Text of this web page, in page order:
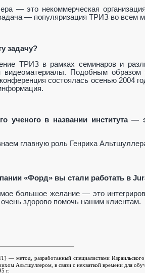
— это некоммерческая
— популяризация ТРИЗ во всем
задачу?
ТРИЗ в рамках семинаров и
видеоматериалы. Подобным
состоялась осенью
ученого в названии института
главную роль Генриха
«Форд» вы стали работать в
большое желание — это
здорово помочь нашим клиентам.
— метод, разработанный специалистами
Альтшуллером, в связи с нехваткой времени для
г.